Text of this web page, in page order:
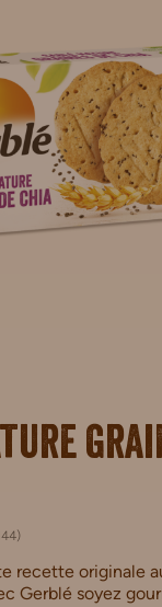
)
recette originale
Gerblé soyez